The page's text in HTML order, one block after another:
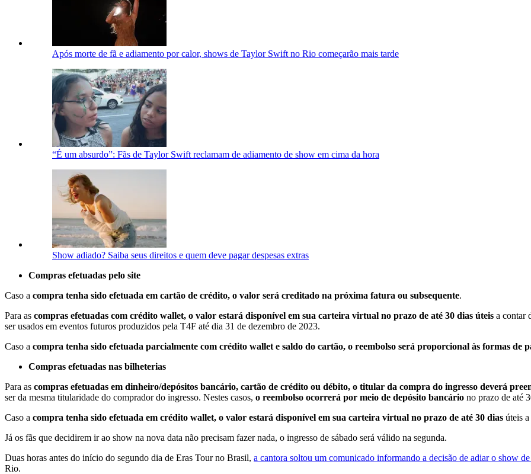
Após morte de fã e adiamento por calor, shows de Taylor Swift no Rio começarão mais tarde
“É um absurdo”: Fãs de Taylor Swift reclamam de adiamento de show em cima da hora
Show adiado? Saiba seus direitos e quem deve pagar despesas extras
Compras efetuadas pelo site
Caso a compra tenha sido efetuada em cartão de crédito, o valor será creditado na próxima fatura ou subsequente.
Para as compras efetuadas com crédito wallet, o valor estará disponível em sua carteira virtual no prazo de até 30 dias úteis a contar
ser usados em eventos futuros produzidos pela T4F até dia 31 de dezembro de 2023.
Caso a compra tenha sido efetuada parcialmente com crédito wallet e saldo do cartão, o reembolso será proporcional às formas de
Compras efetuadas nas bilheterias
Para as compras efetuadas em dinheiro/depósitos bancário, cartão de crédito ou débito, o titular da compra do ingresso deverá
ser da mesma titularidade do comprador do ingresso. Nestes casos, o reembolso ocorrerá por meio de depósito bancário no prazo de até
Caso a compra tenha sido efetuada em crédito wallet, o valor estará disponível em sua carteira virtual no prazo de até 30 dias úteis
Já os fãs que decidirem ir ao show na nova data não precisam fazer nada, o ingresso de sábado será válido na segunda.
Duas horas antes do início do segundo dia de Eras Tour no Brasil, a cantora soltou um comunicado informando a decisão de adiar o show
Rio.